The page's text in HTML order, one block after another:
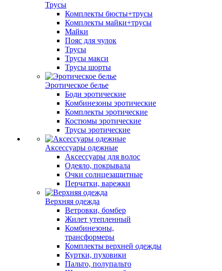
Трусы
Комплекты бюсты+трусы
Комплекты майки+трусы
Майки
Пояс для чулок
Трусы
Трусы макси
Трусы шорты
Эротическое белье
Боди эротические
Комбинезоны эротические
Комплекты эротические
Костюмы эротические
Трусы эротические
Аксессуары одежные
Аксессуары для волос
Одеяло, покрывала
Очки солнцезащитные
Перчатки, варежки
Верхняя одежда
Ветровки, бомбер
Жилет утепленный
Комбинезоны,
трансформеры
Комплекты верхней одежды
Куртки, пуховики
Пальто, полупальто